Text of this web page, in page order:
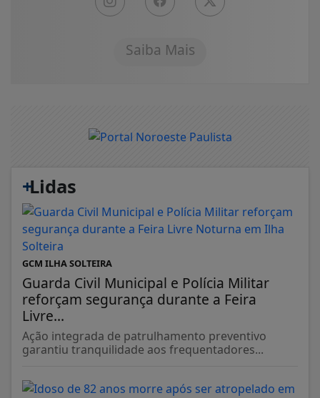
Saiba Mais
+
Lidas
GCM ILHA SOLTEIRA
Guarda Civil Municipal e Polícia Militar
reforçam segurança durante a Feira
Livre...
Ação integrada de patrulhamento preventivo
garantiu tranquilidade aos frequentadores...